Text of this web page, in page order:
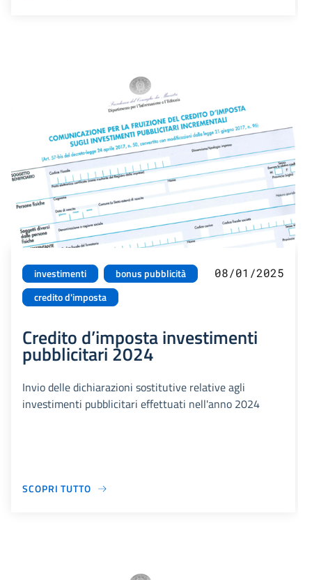
investimenti
bonus pubblicità
credito d'imposta
08/01/2025
Credito d’imposta investimenti
pubblicitari 2024
Invio delle dichiarazioni sostitutive relative agli
investimenti pubblicitari effettuati nell'anno 2024
SCOPRI TUTTO